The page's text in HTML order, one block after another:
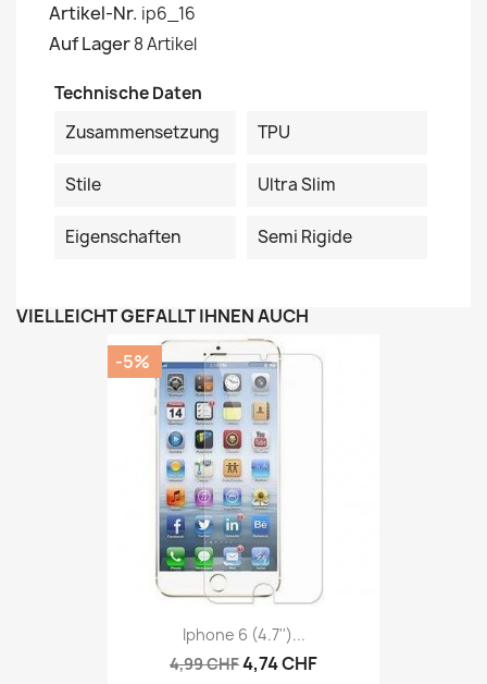
Artikel-Nr. ip6_16
Auf Lager8 Artikel
Technische Daten
Zusammensetzung
TPU
Stile Ultra Slim
Eigenschaften Semi Rigide
VIELLEICHT GEFÄLLT IHNEN AUCH
Iphone 6 (4.7'')...
4,99 CHF4,74 CHF
-5%